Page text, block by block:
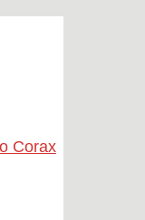
Corax